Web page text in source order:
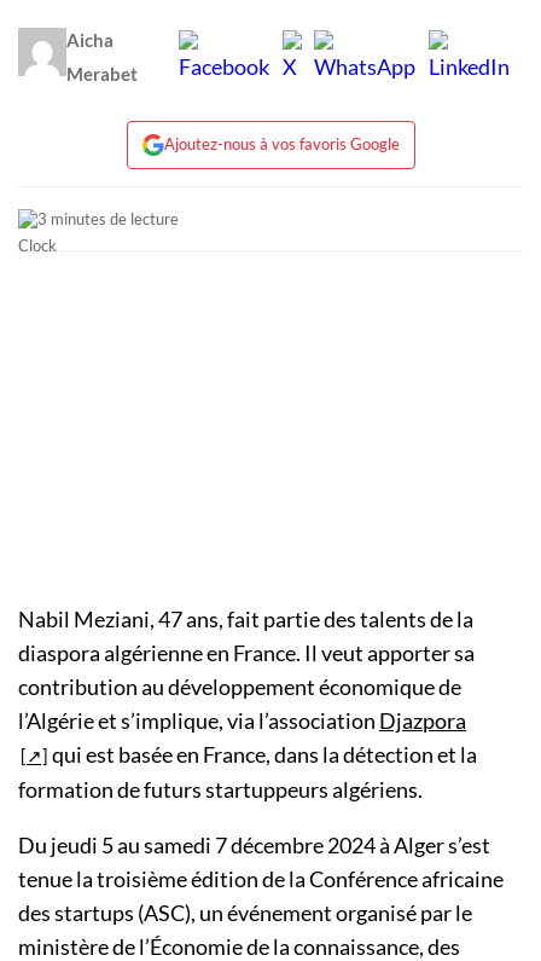
Aicha
Merabet
Ajoutez-nous à vos favoris Google
3 minutes de lecture
Nabil Meziani, 47 ans, fait partie des talents de la
diaspora algérienne en France. Il veut apporter sa
contribution au développement économique de
l’Algérie et s’implique, via l’association Djazpora
qui est basée en France, dans la détection et la
formation de futurs startuppeurs algériens.
Du jeudi 5 au samedi 7 décembre 2024 à Alger s’est
tenue la troisième édition de la Conférence africaine
des startups (ASC), un événement organisé par le
ministère de l’Économie de la connaissance, des